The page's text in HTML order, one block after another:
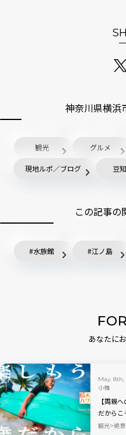
神奈川県横浜
観光 グルメ
現地ルポ／ブログ 豆
この記事の
水族館 江ノ島
あなたに
May. 8th,
小梅
【両親
だからこ
観光 絶景